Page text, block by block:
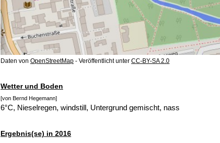
Daten von OpenStreetMap - Veröffentlicht unter CC-BY-SA 2.0
Wetter und Boden
[von Bernd Hegemann]
6°C, Nieselregen, windstill, Untergrund gemischt, nass
Ergebnis(se) in 2016